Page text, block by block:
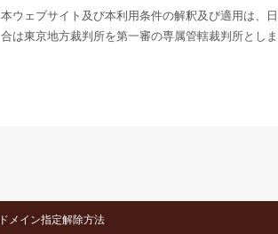
本ウェブサイト及び本利用条件の解釈及び適用は、
合は東京地方裁判所を第一審の専属管轄裁判所としま
ドメイン指定解除方法